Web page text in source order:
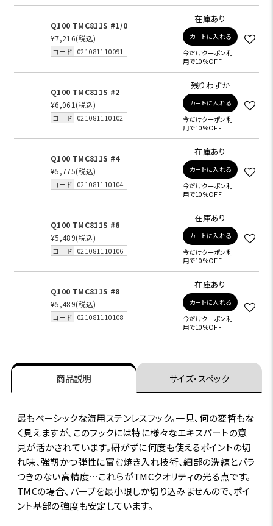
Q100 TMC811S #1/0
¥7,216(税込)
コード 021081110091
在庫あり
カートに入れる
今だけクーポン利
用で10%OFF
Q100 TMC811S #2
¥6,061 (税込)
コード 021081110102
残りわずか
カートに入れる
今だけクーポン利
用で10%OFF
Q100 TMC811S #4
¥5,775(税込)
コード 021081110104
在庫あり
カートに入れる
今だけクーポン利
用で10%OFF
Q100 TMC811S #6
¥5,489(税込)
コード 021081110106
在庫あり
カートに入れる
今だけクーポン利
用で10%OFF
Q100 TMC811S #8
¥5,489(税込)
コード 021081110108
在庫あり
カートに入れる
今だけクーポン利
用で10%OFF
商品説明 サイズ・スペック
最もベーシックな海用ステンレスフック。一見、何の変哲もな
く見えますが、このフックには特に様々なエキスパートの意
見が活かされています。研がずに何度も使えるポイントの切
れ味、強靭かつ弾性に富む焼き入れ技術、細部の洗練とバラ
つきのない高精度…これらがTMCクオリティの光る点です。
TMCの場合、バーブを最小限しか切り込みませんので、ポイ
ント基部の強度も安定しています。